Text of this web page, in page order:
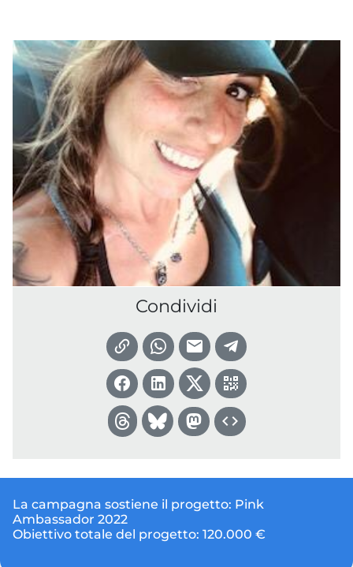
Condividi
La campagna sostiene il progetto: Pink
Ambassador 2022
Obiettivo totale del progetto: 120.000 €